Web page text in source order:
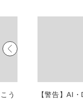
正社員
常勤監査役
う
【警告】AI